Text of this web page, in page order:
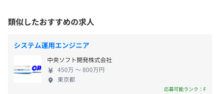
参画しています。
で、業種ごとに専門知識を持ったエンジニアが在籍してい
るからこそ、DX支援のニーズ対応とビジネスの成功を実
現でき、その中でエンジニア自身も成長できるサイクルを
有しております。
就業場所の変更範囲
東京本社、および自宅
会社の定める場所（リモートワーク含む）
【年間休日：125日】
■完全週休2日制（土・日）
■祝日
■夏季休暇（3日間）
とは？ 従来の「少しでも多くの要件を聞き、時間を
かけて機能が充実したシステムをつくる」ではなく
「本当に必要な課題」から「本当に必要とされるも
のを作る」ことをアヴァント独自の開発理念として
システム開発に取り組んでいます。
類似したおすすめの求人
システム運用エンジニア
中央ソフト開発株式会社
450万 〜 800万円
東京都
応募可能ランク：F